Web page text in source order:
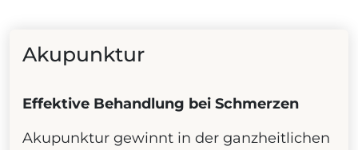
Akupunktur
Effektive Behandlung bei Schmerzen
Akupunktur gewinnt in der ganzheitlichen